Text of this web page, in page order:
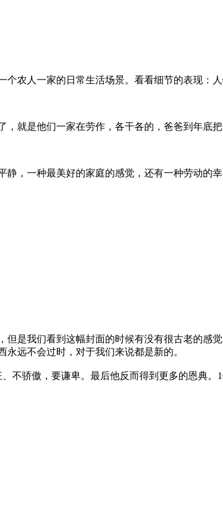
农人一家的日常生活场景。看看细节的表现：
就是他们一家在劳作，各干各的，爸爸到年底
，一种最美好的家庭的感觉，还有一种劳动的
是我们看到这幅封面的时候有没有很古老的感
远不会过时，对于我们来说都是新的。
不骄傲，要谦卑。最后他反而得到更多的恩典